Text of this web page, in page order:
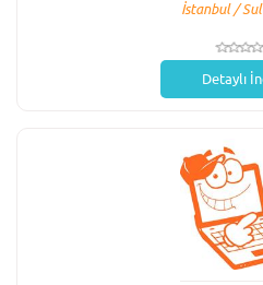
İstanbul /
Detaylı